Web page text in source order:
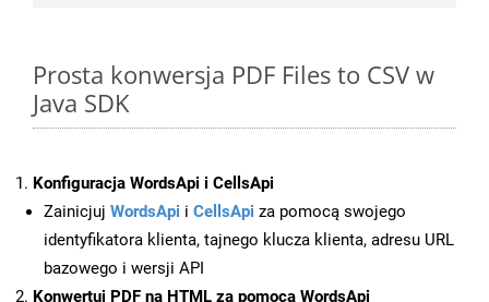
Prosta konwersja PDF Files to CSV w
Java SDK
Konfiguracja WordsApi i CellsApi
Zainicjuj WordsApi i CellsApi za pomocą swojego
identyfikatora klienta, tajnego klucza klienta, adresu URL
bazowego i wersji API
Konwertuj PDF na HTML za pomocą WordsApi